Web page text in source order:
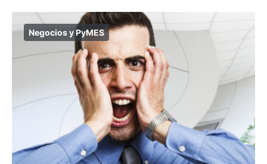
Negocios y PyMES